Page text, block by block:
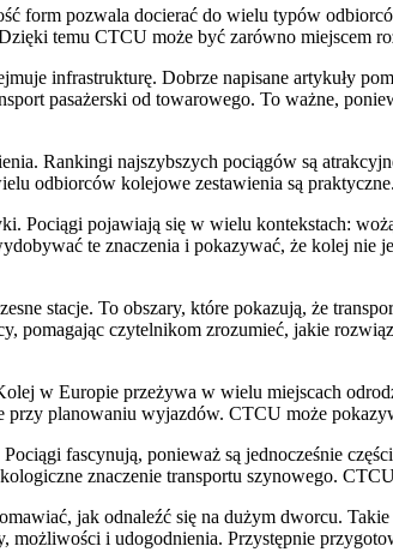
form pozwala docierać do wielu typów
temu CTCU może być zarówno miejscem
infrastrukturę. Dobrze napisane artykuły
pasażerski od towarowego. To ważne,
Rankingi najszybszych pociągów są
odbiorców kolejowe zestawienia są praktyczne.
Pociągi pojawiają się w wielu kontekstach:
te znaczenia i pokazywać, że kolej nie
stacje. To obszary, które pokazują, że
pomagając czytelnikom zrozumieć, jakie
w Europie przeżywa w wielu miejscach
planowaniu wyjazdów. CTCU może
fascynują, ponieważ są jednocześnie
znaczenie transportu szynowego.
jak odnaleźć się na dużym dworcu.
i udogodnienia. Przystępnie